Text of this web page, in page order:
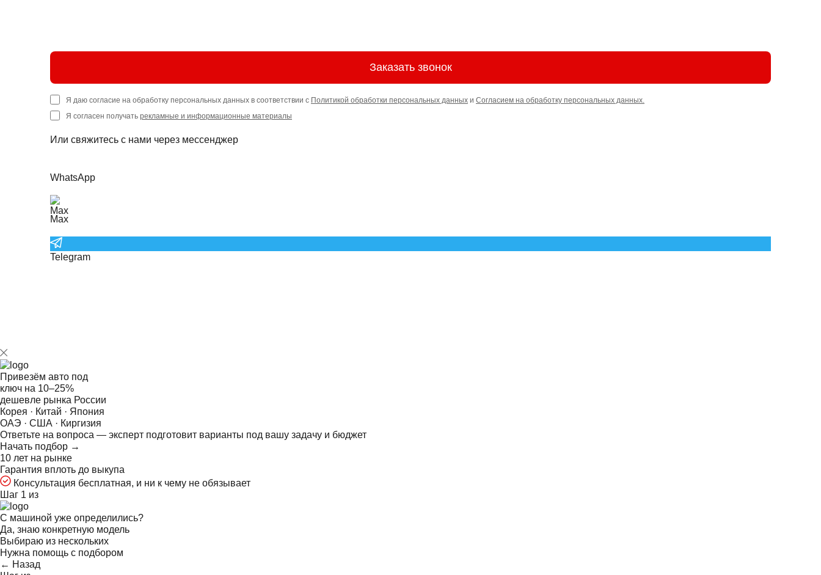
Заказать звонок
Я даю согласие на обработку персональных данных в соответствии с Политикой обработки персональных данных и Согласием на обработку персональных данных.
Я согласен получать рекламные и информационные материалы
Или свяжитесь с нами через мессенджер
WhatsApp
Max
Telegram
Привезём авто под
ключ на 10–25%
дешевле рынка России
Корея · Китай · Япония
ОАЭ · США · Киргизия
Ответьте на вопроса — эксперт подготовит варианты под вашу задачу и бюджет
Начать подбор →
10 лет на рынке
Гарантия вплоть до выкупа
Консультация бесплатная, и ни к чему не обязывает
Шаг 1 из
С машиной уже определились?
Да, знаю конкретную модель
Выбираю из нескольких
Нужна помощь с подбором
← Назад